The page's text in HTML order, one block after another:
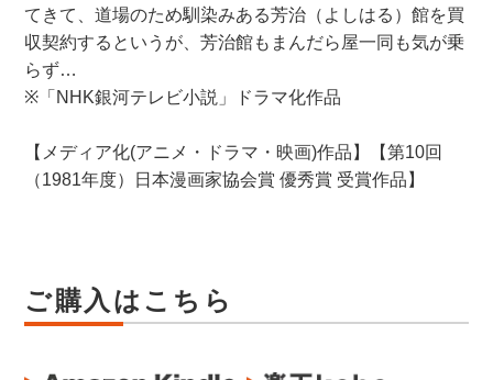
てきて、道場のため馴染みある芳治（よしはる）館を買
収契約するというが、芳治館もまんだら屋一同も気が乗
らず…
※「NHK銀河テレビ小説」ドラマ化作品
【メディア化(アニメ・ドラマ・映画)作品】【第10回
（1981年度）日本漫画家協会賞 優秀賞 受賞作品】
ご購入はこちら